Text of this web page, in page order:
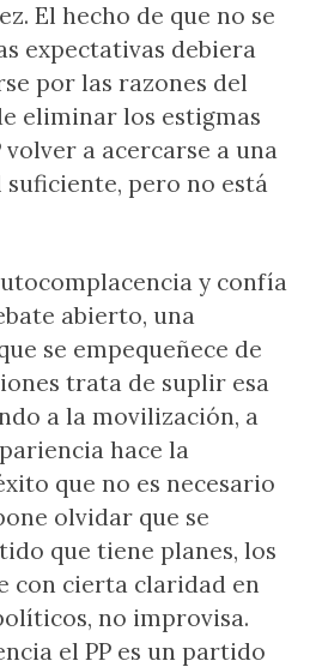
El hecho de que no se
expectativas debiera
por las razones del
eliminar los estigmas
volver a acercarse a una
pero no está
y confía
abierto, una
se empequeñece de
trata de suplir esa
a la movilización, a
hace la
que no es necesario
olvidar que se
que tiene planes, los
con cierta claridad en
no improvisa.
el PP es un partido